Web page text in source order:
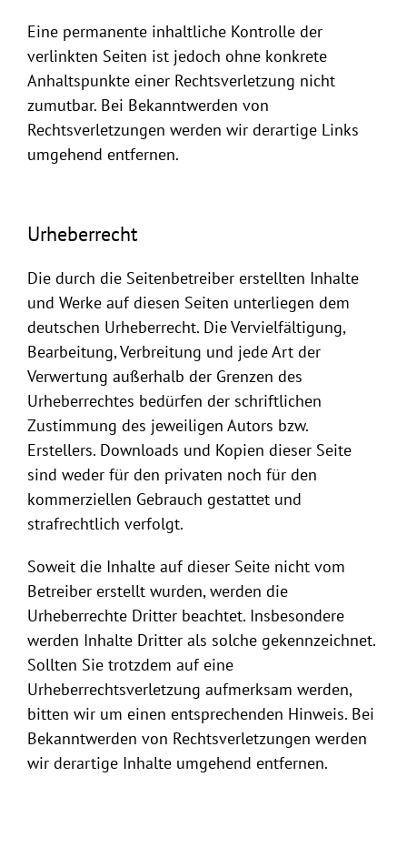
Eine permanente inhaltliche Kontrolle der
verlinkten Seiten ist jedoch ohne konkrete
Anhaltspunkte einer Rechtsverletzung nicht
zumutbar. Bei Bekanntwerden von
Rechtsverletzungen werden wir derartige Links
umgehend entfernen.
Urheberrecht
Die durch die Seitenbetreiber erstellten Inhalte
und Werke auf diesen Seiten unterliegen dem
deutschen Urheberrecht. Die Vervielfältigung,
Bearbeitung, Verbreitung und jede Art der
Verwertung außerhalb der Grenzen des
Urheberrechtes bedürfen der schriftlichen
Zustimmung des jeweiligen Autors bzw.
Erstellers. Downloads und Kopien dieser Seite
sind weder für den privaten noch für den
kommerziellen Gebrauch gestattet und
strafrechtlich verfolgt.
Soweit die Inhalte auf dieser Seite nicht vom
Betreiber erstellt wurden, werden die
Urheberrechte Dritter beachtet. Insbesondere
werden Inhalte Dritter als solche gekennzeichnet.
Sollten Sie trotzdem auf eine
Urheberrechtsverletzung aufmerksam werden,
bitten wir um einen entsprechenden Hinweis. Bei
Bekanntwerden von Rechtsverletzungen werden
wir derartige Inhalte umgehend entfernen.